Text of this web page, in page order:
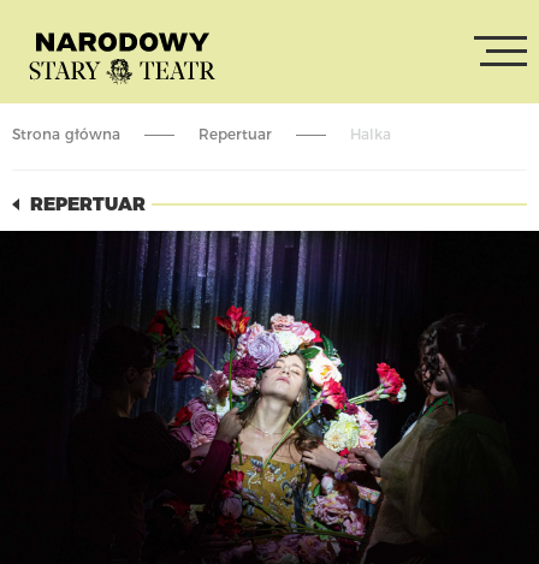
Strona główna Repertuar Halka
REPERTUAR